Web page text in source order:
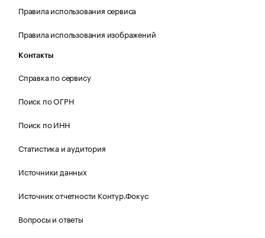
Правила использования сервиса
Правила использования изображений
Контакты
Справка по сервису
Поиск по ОГРН
Поиск по ИНН
Статистика и аудитория
Источники данных
Источник отчетности Контур.Фокус
Вопросы и ответы